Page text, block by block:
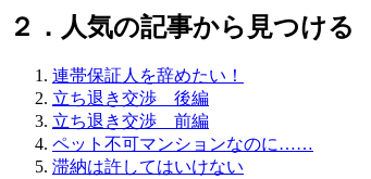
２．人気の記事から見つける
連帯保証人を辞めたい！
立ち退き交渉 後編
立ち退き交渉 前編
ペット不可マンションなのに……
滞納は許してはいけない